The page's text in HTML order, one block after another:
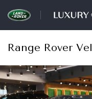
Range Rover